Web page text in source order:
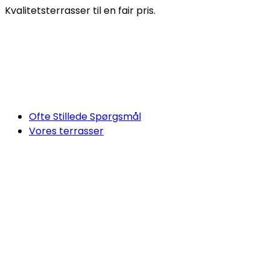
Kvalitetsterrasser til en fair pris.
Ofte Stillede Spørgsmål
Vores terrasser